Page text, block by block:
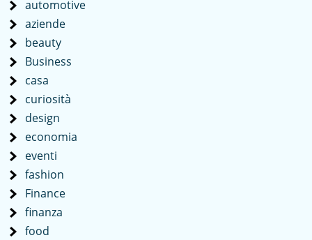
automotive
aziende
beauty
Business
casa
curiosità
design
economia
eventi
fashion
Finance
finanza
food